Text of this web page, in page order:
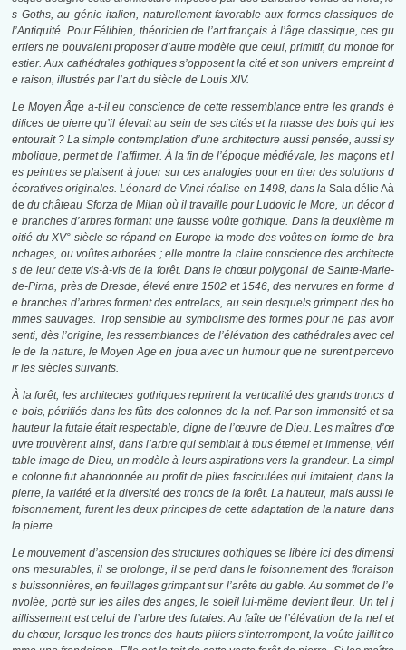
s Goths, au génie italien, naturellement favorable aux formes classiques de
l’Antiquité. Pour Félibien, théoricien de l’art français à l’âge classique, ces gu
erriers ne pouvaient proposer d’autre modèle que celui, primitif, du monde for
estier. Aux cathédrales gothiques s’opposent la cité et son univers empreint d
e raison, illustrés par l’art du siècle de Louis XIV.
Le Moyen Âge a-t-il eu conscience de cette ressemblance entre les grands é
difices de pierre qu’il élevait au sein de ses cités et la masse des bois qui les
entourait ? La simple contemplation d’une architecture aussi pensée, aussi sy
mbolique, permet de l’affirmer. À la fin de l’époque médiévale, les maçons et l
es peintres se plaisent à jouer sur ces analogies pour en tirer des solutions d
écoratives originales. Léonard de Vinci réalise en 1498, dans la Sala délie Aà
dedu château Sforza de Milan où il travaille pour Ludovic le More, un décor d
e branches d’arbres formant une fausse voûte gothique. Dans la deuxième m
oitié du XV° siècle se répand en Europe la mode des voûtes en forme de bra
nchages, ou voûtes arborées ; elle montre la claire conscience des architecte
s de leur dette vis-à-vis de la forêt. Dans le chœur polygonal de Sainte-Marie-
de-Pirna, près de Dresde, élevé entre 1502 et 1546, des nervures en forme d
e branches d’arbres forment des entrelacs, au sein desquels grimpent des ho
mmes sauvages. Trop sensible au symbolisme des formes pour ne pas avoir
senti, dès l’origine, les ressemblances de l’élévation des cathédrales avec cel
le de la nature, le Moyen Age en joua avec un humour que ne surent percevo
ir les siècles suivants.
À la forêt, les architectes gothiques reprirent la verticalité des grands troncs d
e bois, pétrifiés dans les fûts des colonnes de la nef. Par son immensité et sa
hauteur la futaie était respectable, digne de l’œuvre de Dieu. Les maîtres d’œ
uvre trouvèrent ainsi, dans l’arbre qui semblait à tous éternel et immense, véri
table image de Dieu, un modèle à leurs aspirations vers la grandeur. La simpl
e colonne fut abandonnée au profit de piles fasciculées qui imitaient, dans la
pierre, la variété et la diversité des troncs de la forêt. La hauteur, mais aussi le
foisonnement, furent les deux principes de cette adaptation de la nature dans
la pierre.
Le mouvement d’ascension des structures gothiques se libère ici des dimensi
ons mesurables, il se prolonge, il se perd dans le foisonnement des floraison
s buissonnières, en feuillages grimpant sur l’arête du gable. Au sommet de l’e
nvolée, porté sur les ailes des anges, le soleil lui-même devient fleur. Un tel j
aillissement est celui de l’arbre des futaies. Au faîte de l’élévation de la nef et
du chœur, lorsque les troncs des hauts piliers s’interrompent, la voûte jaillit co